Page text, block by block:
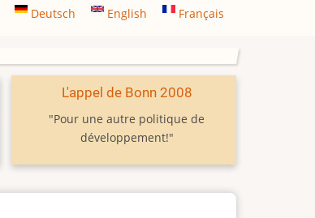
Deutsch English Français
L'appel de Bonn 2008
"Pour une autre politique de
développement!"